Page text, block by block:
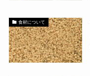
食材について